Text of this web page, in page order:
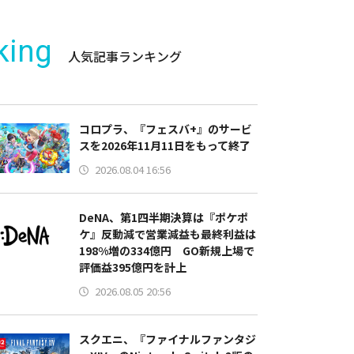
人気記事ランキング
コロプラ、『フェスバ+』のサービ
スを2026年11月11日をもって終了
2026.08.04 16:56
DeNA、第1四半期決算は『ポケポ
ケ』反動減で営業減益も最終利益は
198%増の334億円 GO新規上場で
評価益395億円を計上
2026.08.05 20:56
スクエニ、『ファイナルファンタジ